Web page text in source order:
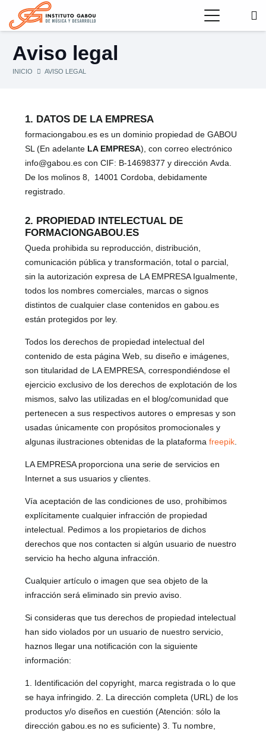
Aviso legal
INICIO AVISO LEGAL
1. DATOS DE LA EMPRESA
formaciongabou.es es un dominio propiedad de GABOU
SL (En adelante LA EMPRESA), con correo electrónico
info@gabou.es con CIF: B-14698377 y dirección Avda.
De los molinos 8,
14001 Cordoba, debidamente
registrado.
2. PROPIEDAD INTELECTUAL DE
FORMACIONGABOU.ES
Queda prohibida su reproducción, distribución,
comunicación pública y transformación, total o parcial,
sin la autorización expresa de LA EMPRESA Igualmente,
todos los nombres comerciales, marcas o signos
distintos de cualquier clase contenidos en gabou.es
están protegidos por ley.
Todos los derechos de propiedad intelectual del
contenido de esta página Web, su diseño e imágenes,
son titularidad de LA EMPRESA, correspondiéndose el
ejercicio exclusivo de los derechos de explotación de los
mismos, salvo las utilizadas en el blog/comunidad que
pertenecen a sus respectivos autores o empresas y son
usadas únicamente con propósitos promocionales y
algunas ilustraciones obtenidas de la plataforma freepik
LA EMPRESA proporciona una serie de servicios en
Internet a sus usuarios y clientes.
Vía aceptación de las condiciones de uso, prohibimos
explícitamente cualquier infracción de propiedad
intelectual. Pedimos a los propietarios de dichos
derechos que nos contacten si algún usuario de nuestro
servicio ha hecho alguna infracción.
Cualquier artículo o imagen que sea objeto de la
infracción será eliminado sin previo aviso.
Si consideras que tus derechos de propiedad intelectual
han sido violados por un usuario de nuestro servicio,
haznos llegar una notificación con la siguiente
información:
1. Identificación del copyright, marca registrada o lo que
se haya infringido. 2. La dirección completa (URL) de los
productos y/o diseños en cuestión (Atención: sólo la
dirección gabou.es no es suficiente) 3. Tu nombre,